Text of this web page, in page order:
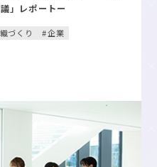
」レポートー
づくり
企業